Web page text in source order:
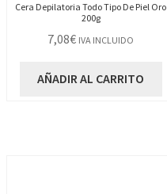
Cera Depilatoria Todo Tipo De Piel Oro
200g
7,08€ IVA INCLUIDO
AÑADIR AL CARRITO